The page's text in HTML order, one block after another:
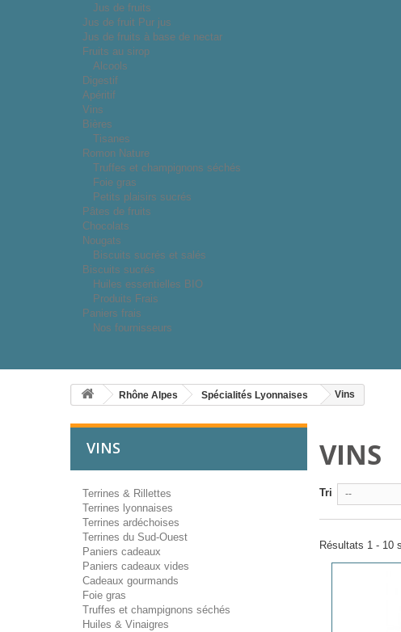
Jus de fruits
Jus de fruit Pur jus
Jus de fruits à base de nectar
Fruits au sirop
Alcools
Digestif
Apéritif
Vins
Bières
Tisanes
Romon Nature
Truffes et champignons séchés
Foie gras
Petits plaisirs sucrés
Pâtes de fruits
Chocolats
Nougats
Biscuits sucrés et salés
Biscuits sucrés
Huiles essentielles BIO
Produits Frais
Paniers frais
Nos fournisseurs
Rhône Alpes Spécialités Lyonnaises Vins
VINS
Terrines & Rillettes
Terrines lyonnaises
Terrines ardéchoises
Terrines du Sud-Ouest
Paniers cadeaux
Paniers cadeaux vides
Cadeaux gourmands
Foie gras
Truffes et champignons séchés
Huiles & Vinaigres
VINS
Tri --
Résultats 1 - 10